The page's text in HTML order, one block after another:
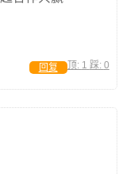
顶: 1 踩: 0
回复